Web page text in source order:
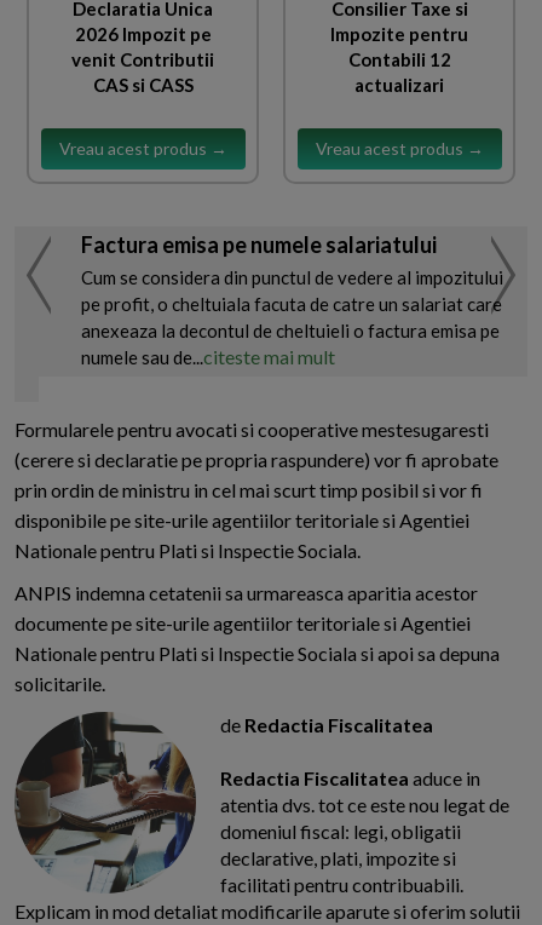
Declaratia Unica
2026 Impozit pe
venit Contributii
CAS si CASS
Vreau acest produs →
Consilier Taxe si
Impozite pentru
Contabili 12
actualizari
Vreau acest produs →
Factura emisa pe numele salariatului
Cum se considera din punctul de vedere al impozitului
pe profit, o cheltuiala facuta de catre un salariat care
anexeaza la decontul de cheltuieli o factura emisa pe
numele sau de...citeste mai mult
Formularele pentru avocati si cooperative mestesugaresti
(cerere si declaratie pe propria raspundere) vor fi aprobate
prin ordin de ministru in cel mai scurt timp posibil si vor fi
disponibile pe site-urile agentiilor teritoriale si Agentiei
Nationale pentru Plati si Inspectie Sociala.
ANPIS indemna cetatenii sa urmareasca aparitia acestor
documente pe site-urile agentiilor teritoriale si Agentiei
Nationale pentru Plati si Inspectie Sociala si apoi sa depuna
solicitarile.
de Redactia Fiscalitatea
Redactia Fiscalitatea aduce in
atentia dvs. tot ce este nou legat de
domeniul fiscal: legi, obligatii
declarative, plati, impozite si
facilitati pentru contribuabili.
Explicam in mod detaliat modificarile aparute si oferim solutii